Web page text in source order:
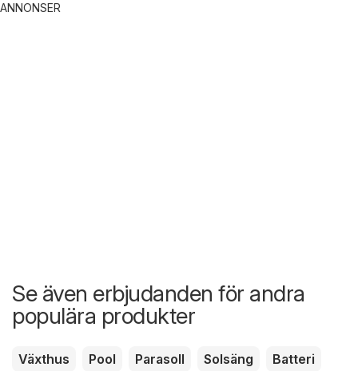
ANNONSER
Se även erbjudanden för andra
populära produkter
Växthus Pool Parasoll Solsäng
Batteri